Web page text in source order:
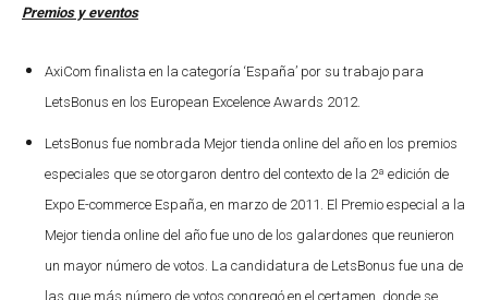
Premios y eventos
AxiCom finalista en la categoría ‘España’ por su trabajo para
LetsBonus en los European Excelence Awards 2012.
LetsBonus fue nombrada Mejor tienda online del año en los premios
especiales que se otorgaron dentro del contexto de la 2ª edición de
Expo E-commerce España, en marzo de 2011. El Premio especial a la
Mejor tienda online del año fue uno de los galardones que reunieron
un mayor número de votos. La candidatura de LetsBonus fue una de
las que más número de votos congregó en el certamen, donde se